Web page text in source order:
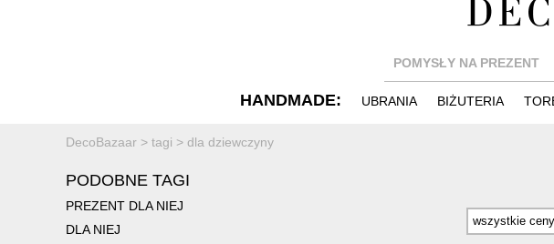
POMYSŁY NA PREZENT
HANDMADE: UBRANIA BIŻUTERIA
DecoBazaar > tagi > dla dziewczyny
PODOBNE TAGI
PREZENT DLA NIEJ
DLA NIEJ